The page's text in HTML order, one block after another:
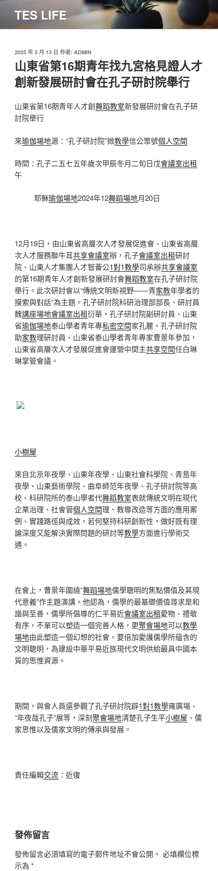
主
TES LIFE
發
於
2025 年 3 月 13 日 作者: ADMIN
山東省第16期青年找九宮格見證人才
創新發展研討會在孔子研討院舉行
山東省第16期青年人才創舞蹈教室新發展研討會在孔子研
討院舉行
來瑜伽場地源：“孔子研討院”微教學信公眾號個人空間
時間：孔子二五七五年歲次甲辰冬月二旬日戊會議室出租
午
耶穌瑜伽場地2024年12舞蹈場地月20日
12月19日，由山東省高層次人才發展促進會、山東省高層
次人才服務聯牛耳共享會議室辦，孔子會議室出租研討
院、山東人才集團人才智薈公1對1教學司承辦共享會議室
的第16期青年人才創新發展研討會舞蹈教室在孔子研討院
舉行。此次研討會以“傳統文明新視野——青家教年學者的
摸索與對話”為主題。孔子研討院科研治理部部長、研討員
魏講座場地會議室出租衍華，孔子研討院副研討員、山東
省瑜伽場地泰山學者青年專私密空間家孔麗，孔子研討院
助家教理研討員、山東省泰山學者青年專家曹景年參加，
山東省高層次人才發展促進會運營中間主共享空間任白琳
琳掌管會議。
小樹屋
來自北京年夜學、山東年夜學、山東社會科學院、青島年
夜學、山東藝術學院、曲阜師范年夜學、孔子研討院等高
校、科研院所的泰山學者代舞蹈教室表就傳統文明在現代
企業治理、社會管個人空間理、教導改造等方面的應用案
例、實踐路徑與成效，若何堅持科研創新性，做好既有理
論深度又能解決實際問題的研討等教學方面進行學術交
通。
在會上，曹景年圍繞“舞蹈場地儒學聰明的焦點價值及其現
代意義”作主題演講。他認為，儒學的最基礎價值尋求是和
諧與至善，儒學所倡導的仁平易近會議室出租愛物、禮敬
有序，不單可以塑造一個完善人格，更聚會場地可以教學
場地由此塑造一個幻想的社會。要倍加愛護儒學所蘊含的
文明聰明，為建設中華平易近族現代文明供給最具中國本
質的思惟資源。
期間，與會人員還參觀了孔子研討院辟1對1教學雍廣場、
“年夜哉孔子”展等，深刻聚會場地清楚孔子生平小樹屋 、儒
家思惟以及儒家文明的傳承與發展。
責任編輯交流 ：近復
發佈留言
發佈留言必須填寫的電子郵件地址不會公開。 必填欄位標
示為 *